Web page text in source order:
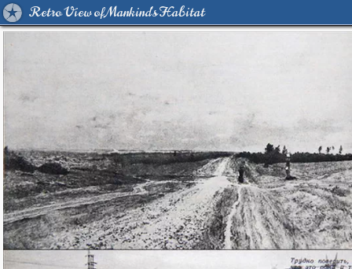
Retro View of Mankind's Habitat